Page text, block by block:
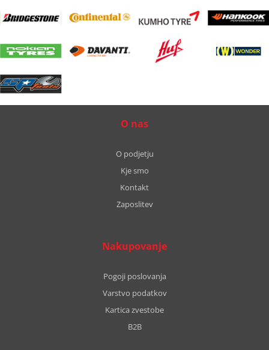
O nas
O podjetju
Kje smo
Kontakt
Zaposlitev
Nakupovanje
Pogoji poslovanja
Varstvo podatkov
Kartica zvestobe
B2B